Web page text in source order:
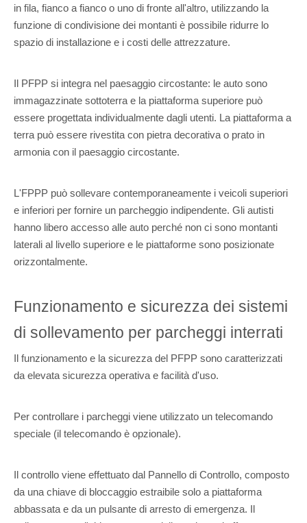
in fila, fianco a fianco o uno di fronte all'altro, utilizzando la
funzione di condivisione dei montanti è possibile ridurre lo
spazio di installazione e i costi delle attrezzature.
Il PFPP si integra nel paesaggio circostante: le auto sono
immagazzinate sottoterra e la piattaforma superiore può
essere progettata individualmente dagli utenti. La piattaforma a
terra può essere rivestita con pietra decorativa o prato in
armonia con il paesaggio circostante.
L'FPPP può sollevare contemporaneamente i veicoli superiori
e inferiori per fornire un parcheggio indipendente. Gli autisti
hanno libero accesso alle auto perché non ci sono montanti
laterali al livello superiore e le piattaforme sono posizionate
orizzontalmente.
Funzionamento e sicurezza dei sistemi
di sollevamento per parcheggi interrati
Il funzionamento e la sicurezza del PFPP sono caratterizzati
da elevata sicurezza operativa e facilità d'uso.
Per controllare i parcheggi viene utilizzato un telecomando
speciale (il telecomando è opzionale).
Il controllo viene effettuato dal Pannello di Controllo, composto
da una chiave di bloccaggio estraibile solo a piattaforma
abbassata e da un pulsante di arresto di emergenza. Il